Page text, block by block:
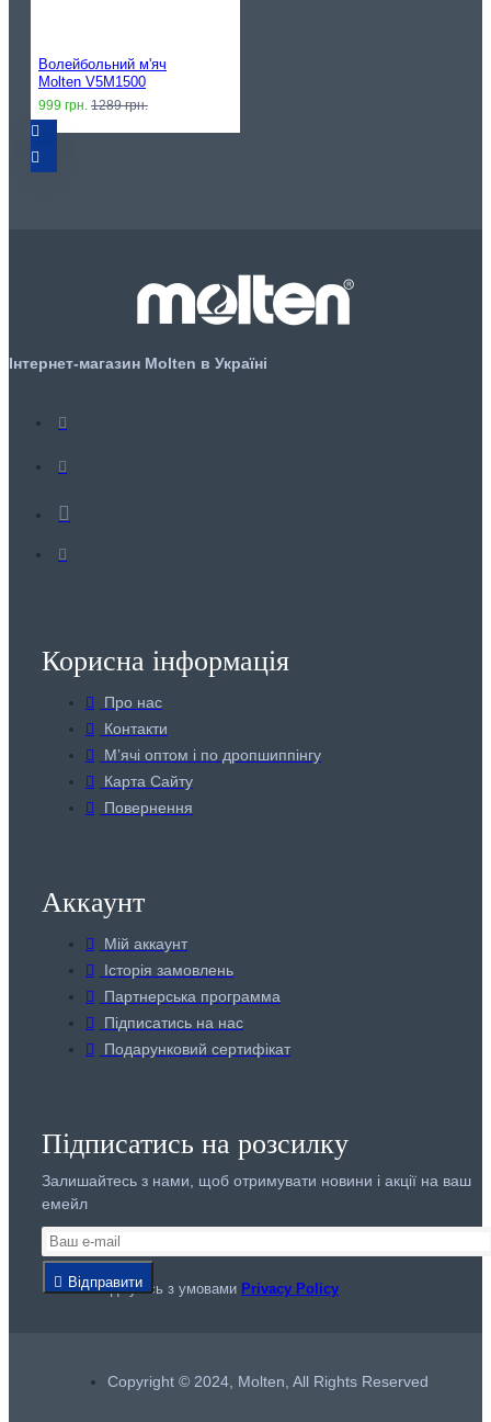
Волейбольний м'яч
Molten V5M1500
999 грн. 1289 грн.
Інтернет-магазин Molten в Україні
Корисна інформація
Про нас
Контакти
Мʼячі оптом і по дропшиппінгу
Карта Сайту
Повернення
Аккаунт
Мій аккаунт
Історія замовлень
Партнерська программа
Підписатись на нас
Подарунковий сертифікат
Підписатись на розсилку
Залишайтесь з нами, щоб отримувати новини і акції на ваш
емейл
Відправити
Я погоджуюсь з умовами Privacy Policy
Copyright © 2024, Molten, All Rights Reserved